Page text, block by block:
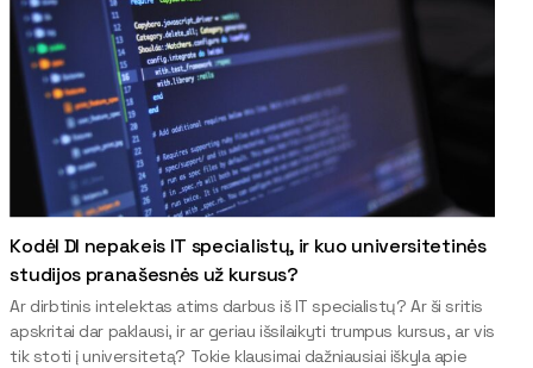
Kodėl DI nepakeis IT specialistų, ir kuo universitetinės
studijos pranašesnės už kursus?
Ar dirbtinis intelektas atims darbus iš IT specialistų? Ar ši sritis
apskritai dar paklausi, ir ar geriau išsilaikyti trumpus kursus, ar vis
tik stoti į universitetą? Tokie klausimai dažniausiai iškyla apie